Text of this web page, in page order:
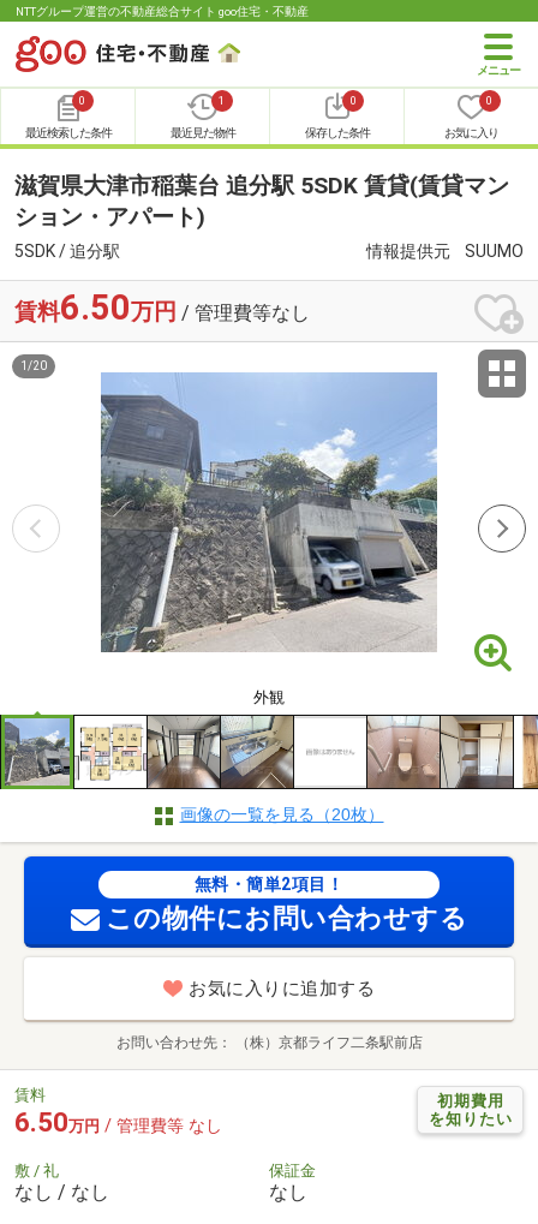
NTTグループ運営の不動産総合サイト goo住宅・不動産
0
最近検索した条件
1
最近見た物件
0
保存した条件
0
お気に入り
滋賀県大津市稲葉台 追分駅 5SDK 賃貸(賃貸マン
ション・アパート)
5SDK / 追分駅 情報提供元 SUUMO
賃料6.50万円 / 管理費等なし
外観
1 /20
画像の一覧を見る（20枚）
無料・簡単2項目！
この物件にお問い合わせする
お気に入りに追加する
お問い合わせ先 （株）京都ライフ二条駅前店
初期費用
を知りたい
賃料
6.50万円 / 管理費等 なし
敷 / 礼
なし / なし
保証金
なし